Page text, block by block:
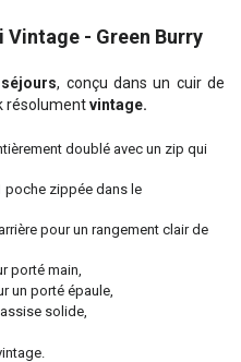
Vintage - Green Burry
, conçu dans un cuir de
résolumentvintage.
doublé avec un zip qui
poche zippée dans le
pour un rangement clair de
porté main,
un porté épaule,
solide,